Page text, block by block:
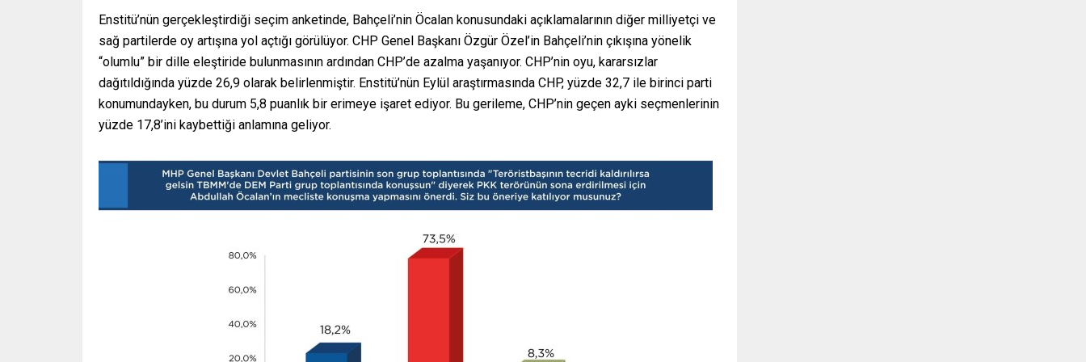
Enstitü’nün gerçekleştirdiği seçim anketinde, Bahçeli’nin Öcalan konusundaki açıklamalarının diğer milliyetçi ve
sağ partilerde oy artışına yol açtığı görülüyor. CHP Genel Başkanı Özgür Özel’in Bahçeli’nin çıkışına yönelik
“olumlu” bir dille eleştiride bulunmasının ardından CHP’de azalma yaşanıyor. CHP’nin oyu, kararsızlar
dağıtıldığında yüzde 26,9 olarak belirlenmiştir. Enstitü’nün Eylül araştırmasında CHP, yüzde 32,7 ile birinci parti
konumundayken, bu durum 5,8 puanlık bir erimeye işaret ediyor. Bu gerileme, CHP’nin geçen ayki seçmenlerinin
yüzde 17,8’ini kaybettiği anlamına geliyor.